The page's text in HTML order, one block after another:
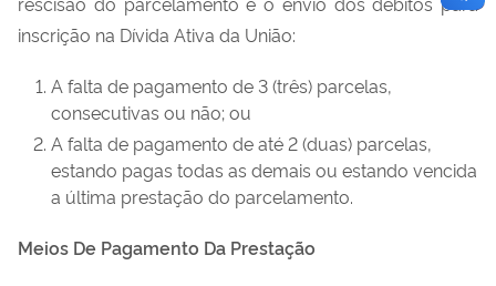
inscrição na Dívida Ativa da União:
A falta de pagamento de 3 (três) parcelas,
consecutivas ou não; ou
A falta de pagamento de até 2 (duas) parcelas,
estando pagas todas as demais ou estando vencida
a última prestação do parcelamento.
Meios De Pagamento Da Prestação